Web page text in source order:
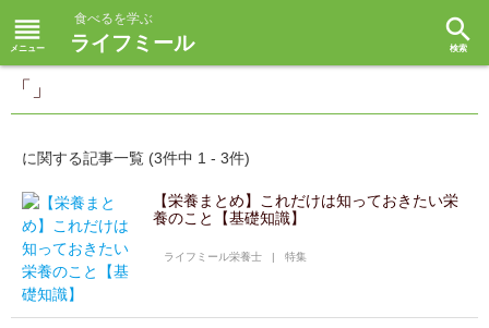
reorder 食べるを学ぶ
ライフミール search
「」
に関する記事一覧 (3件中 1 - 3件)
【栄養まとめ】これだけは知っておきたい栄
養のこと【基礎知識】
ライフミール栄養士 |特集